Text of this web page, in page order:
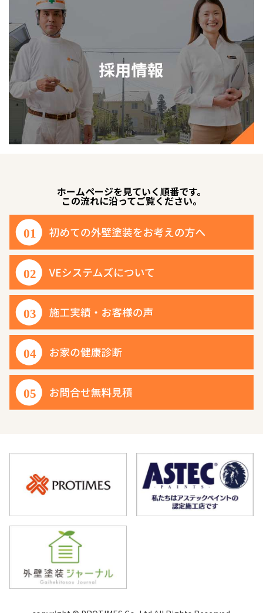
ホームページを見ていく順番です。
この流れに沿ってご覧ください。